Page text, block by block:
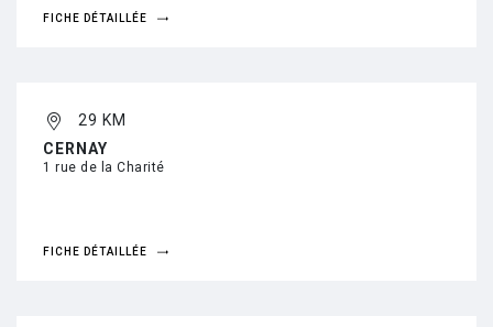
FICHE DÉTAILLÉE
29 KM
CERNAY
1 rue de la Charité
FICHE DÉTAILLÉE